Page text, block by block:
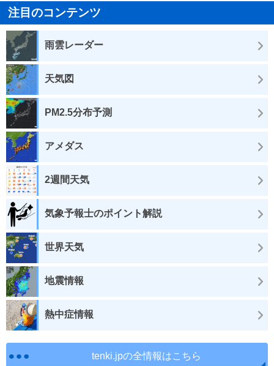
注目のコンテンツ
雨雲レーダー
天気図
PM2.5分布予測
アメダス
2週間天気
気象予報士のポイント解説
世界天気
地震情報
熱中症情報
tenki.jpの全情報はこちら